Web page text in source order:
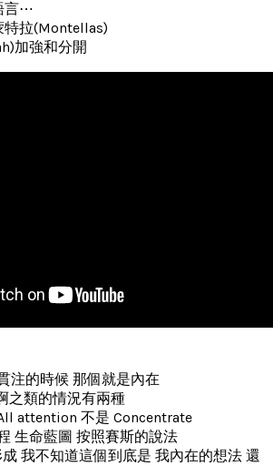
言⋯
特拉(Montellas)
加強和分開
注的時候 那個就是內在
之類的情況有兩種
attention 不是 Concentrate
生命藍圖 按照賽斯的說法
我不知道這個到底是 我內在的想法 還